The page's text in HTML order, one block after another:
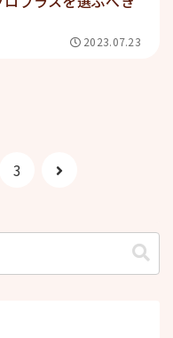
2023.07.23
3
次